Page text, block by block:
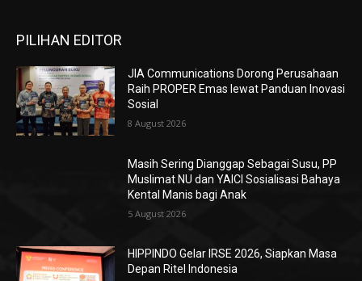
PILIHAN EDITOR
JIA Communications Dorong Perusahaan
Raih PROPER Emas lewat Panduan Inovasi
Sosial
8 August 2026
Masih Sering Dianggap Sebagai Susu, PP
Muslimat NU dan YAICI Sosialisasi Bahaya
Kental Manis bagi Anak
5 August 2026
HIPPINDO Gelar IRSE 2026, Siapkan Masa
Depan Ritel Indonesia